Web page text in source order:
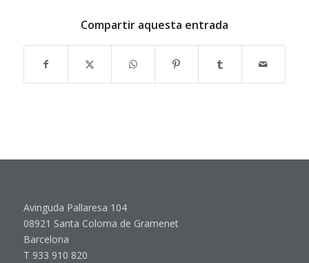
Compartir aquesta entrada
Avinguda Pallaresa 104
08921 Santa Coloma de Gramenet
Barcelona
T 933 910 820